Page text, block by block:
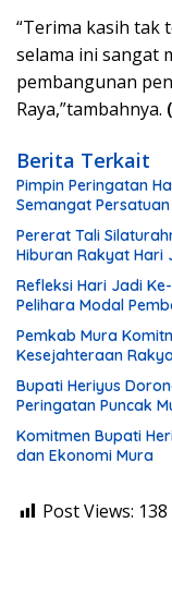
“Terima kasih tak
selama ini sangat
pembangunan
Raya,”tambahnya.
Berita Terkait
Pimpin Peringatan
Semangat
Pererat Tali
Hiburan Rakyat Hari
Refleksi Hari Jadi
Pelihara Modal
Pemkab Mura
Kesejahteraan
Bupati Heriyus
Peringatan Puncak
Komitmen Bupati
dan Ekonomi Mura
Post Views: 138